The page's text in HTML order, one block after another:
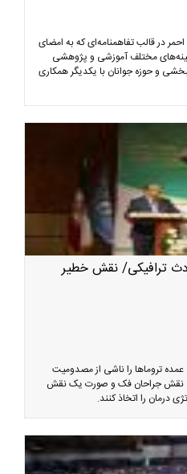
در قالب تفاهمنامه‌ای که به امضای
مختلف آموزشی و پژوهشی
و حوزه جوانان با یکدیگر همکاری
ترافیکی/ نقش خطیر
تروماها را ناشی از مصدومیت
نقش جراحان فک و صورت یک نقش
درمان را اتخاذ کنند.